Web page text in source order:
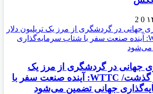
0
2
جهانی در گردشگری از مرز یک
تریلیون دلار گذشت/ WTTC: آینده صنعت سفر با
جهانی تضمین می‌شود